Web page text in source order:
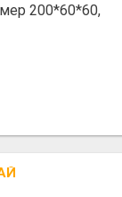
200*60*60,